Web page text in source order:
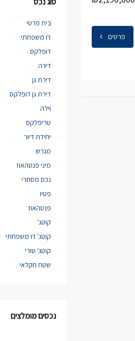
פרטים
בית פרטי
דו משפחתי
דופלקס
דירה
דירת גן
דירת גן דופלקס
וילה
טריפלקס
יחידת דיור
מגרש
מיני פנטהאוז
נכס מסחרי
פטיו
פנטהאוז
קוטג'
קוטג' דו משפחתי
קוטג' טורי
שטח חקלאי
נכסים מומלצים